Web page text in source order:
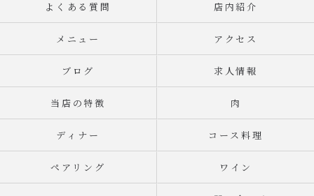
よくある質問 店内紹介
メニュー アクセス
ブログ 求人情報
当店の特徴 肉
ディナー コース料理
ペアリング ワイン